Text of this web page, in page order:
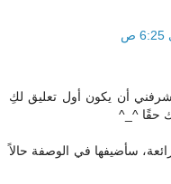
أن يكون أول تعليق لكِ
حقًا ^_^
سأضيفها في الوصفة حالاً